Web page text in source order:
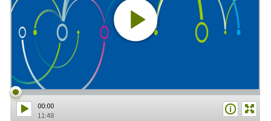
00:00
11:48